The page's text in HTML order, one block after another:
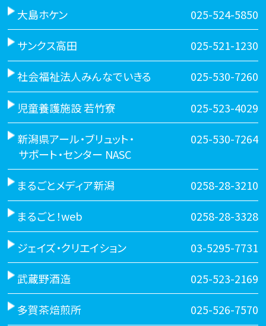
大島ホケン 025-524-5850
サンクス高田 025-521-1230
社会福祉法人みんなでいきる 025-530-7260
児童養護施設 若竹寮 025-523-4029
新潟県アール・ブリュット・
サポート・センター NASC
025-530-7264
まるごとメディア新潟 0258-28-3210
まるごと！web 0258-28-3328
ジェイズ・クリエイション 03-5295-7731
武蔵野酒造 025-523-2169
多賀茶焙煎所 025-526-7570